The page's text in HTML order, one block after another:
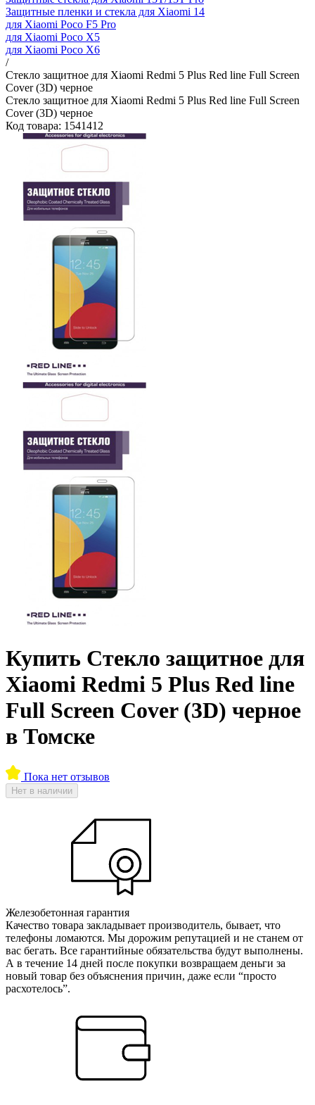
Защитные пленки и стекла для Xiaomi 14
для Xiaomi Poco F5 Pro
для Xiaomi Poco X5
для Xiaomi Poco X6
/
Стекло защитное для Xiaomi Redmi 5 Plus Red line Full Screen
Cover (3D) черное
Стекло защитное для Xiaomi Redmi 5 Plus Red line Full Screen
Cover (3D) черное
Код товара: 1541412
Купить Стекло защитное для
Xiaomi Redmi 5 Plus Red line
Full Screen Cover (3D) черное
в Томске
Пока нет отзывов
Нет в наличии
Железобетонная гарантия
Качество товара закладывает производитель, бывает, что
телефоны ломаются. Мы дорожим репутацией и не станем от
вас бегать. Все гарантийные обязательства будут выполнены.
А в течение 14 дней после покупки возвращаем деньги за
новый товар без объяснения причин, даже если “просто
расхотелось”.